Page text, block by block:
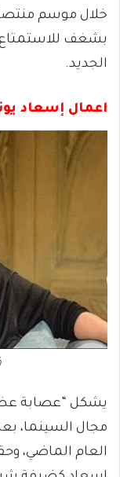
خلال موسم
بشغف للاستمتاع
الجديد.
اعمال إسعاد
يشكل “عصابة
العام الماضي،